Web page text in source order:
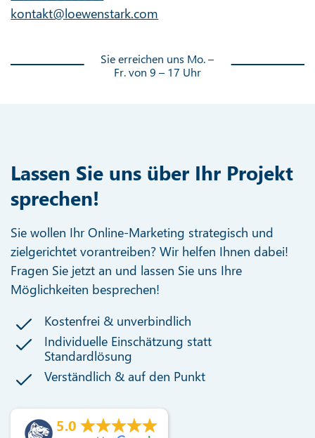
kontakt@loewenstark.com
Sie erreichen uns Mo. –
Fr. von 9 – 17 Uhr
Lassen Sie uns über Ihr Projekt
sprechen!
Sie wollen Ihr Online-Marketing strategisch und
zielgerichtet vorantreiben? Wir helfen Ihnen dabei!
Fragen Sie jetzt an und lassen Sie uns Ihre
Möglichkeiten besprechen!
Kostenfrei & unverbindlich
Individuelle Einschätzung statt
Standardlösung
Verständlich & auf den Punkt
5.0